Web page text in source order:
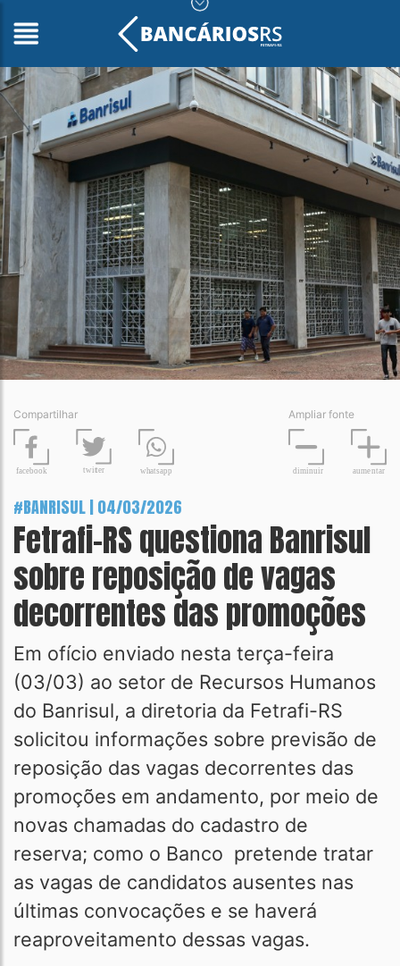
Compartilhar
facebook twitter whatsapp
Ampliar fonte
diminuir aumentar
#BANRISUL | 04/03/2026
Fetrafi-RS questiona Banrisul
sobre reposição de vagas
decorrentes das promoções
Em ofício enviado nesta terça-feira
(03/03) ao setor de Recursos Humanos
do Banrisul, a diretoria da Fetrafi-RS
solicitou informações sobre previsão de
reposição das vagas decorrentes das
promoções em andamento, por meio de
novas chamadas do cadastro de
reserva; como o Banco pretende tratar
as vagas de candidatos ausentes nas
últimas convocações e se haverá
reaproveitamento dessas vagas.